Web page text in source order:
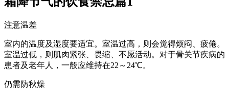
注意温差
室内的温度及湿度要适宜。室温过高，则会觉得烦闷、疲倦。
室温过低，则肌肉紧张、畏缩、不愿活动。对于骨关节疾病的
患者及老年人，一般应维持在22～24℃。
仍需防秋燥